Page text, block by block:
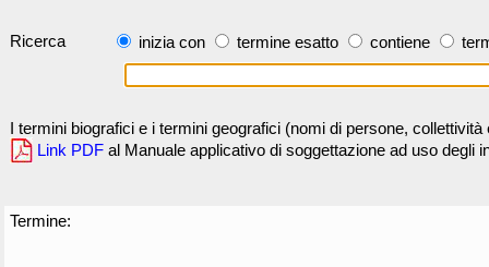
Ricerca inizia con termine esatto contiene
I termini biografici e i termini geografici (nomi di persone,
Link PDF al Manuale applicativo di soggettazione ad uso degli
Termine: